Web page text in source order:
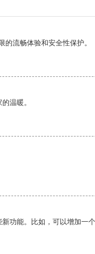
流畅体验和安全性保护。
温暖。
功能。比如，可以增加一